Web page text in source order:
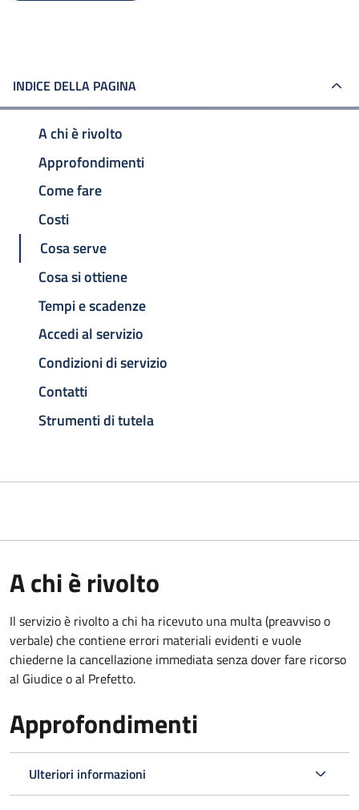
INDICE DELLA PAGINA
A chi è rivolto
Approfondimenti
Come fare
Costi
Cosa serve
Cosa si ottiene
Tempi e scadenze
Accedi al servizio
Condizioni di servizio
Contatti
Strumenti di tutela
A chi è rivolto
Il servizio è rivolto a chi ha ricevuto una multa (preavviso o
verbale) che contiene errori materiali evidenti e vuole
chiederne la cancellazione immediata senza dover fare ricorso
al Giudice o al Prefetto.
Approfondimenti
Ulteriori informazioni